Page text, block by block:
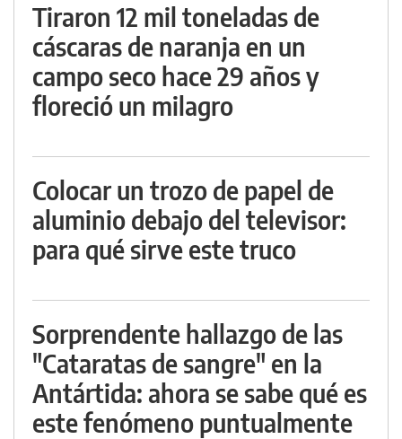
Tiraron 12 mil toneladas de
cáscaras de naranja en un
campo seco hace 29 años y
floreció un milagro
Colocar un trozo de papel de
aluminio debajo del televisor:
para qué sirve este truco
Sorprendente hallazgo de las
"Cataratas de sangre" en la
Antártida: ahora se sabe qué es
este fenómeno puntualmente